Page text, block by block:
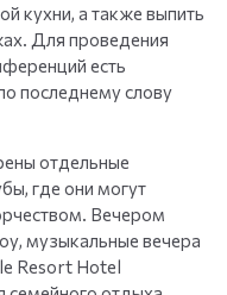
кухни, а также выпить
Для проведения
есть
последнему слову
отдельные
где они могут
Вечером
музыкальные вечера
Resort Hotel